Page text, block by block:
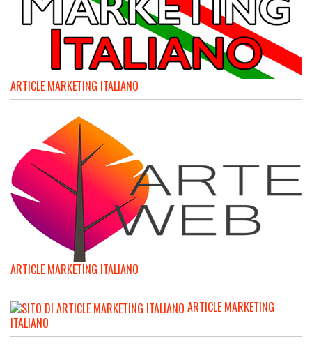
ARTICLE MARKETING ITALIANO
ARTICLE MARKETING ITALIANO
ARTICLE MARKETING
ITALIANO